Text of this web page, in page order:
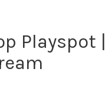
Playspot |